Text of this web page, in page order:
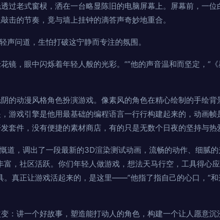
过老式窗棂，洒在一台略显陈旧的电脑屏幕上。屏幕前，一
击的节奏，竟与墙上挂钟的滴答声奇妙地重合。
声问道，生怕打破这宁静而专注的氛围。
镜，眼中闪烁着年轻人般的光彩。“”他的声音温和而坚定，“
的动漫风格角色扮演游戏。像素风的角色在精心绘制的手绘
游戏引擎是他用最基础的编程语言一行行构建起来的，动画
套件，没有便捷的素材商店，有的只是无数个日夜的坚持与热
道，调出了一段最新的3D渲染测试动画，流畅的动作、细腻
富，社区活跃。你们年轻人做游戏，想法天马行空，工具得心
。真正让游戏活起来的，是这里——”他指了指自己的心口，“和
：讲一个好故事，塑造能打动人的角色，构建一个让人愿意